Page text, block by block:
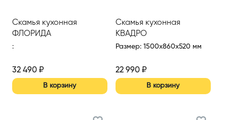
Скамья кухонная
ФЛОРИДА
:
32 490 ₽
В корзину
Скамья кухонная
КВАДРО
Размер: 1500x860x520 мм
22 990₽
В корзину